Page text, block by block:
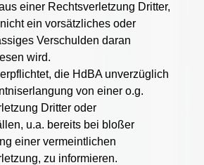
einer Rechtsverletzung Dritter,
ein vorsätzliches oder
Verschulden daran
wird.
die HdBA unverzüglich
von einer o.g.
Dritter oder
u.a. bereits bei bloßer
einer vermeintlichen
zu informieren.